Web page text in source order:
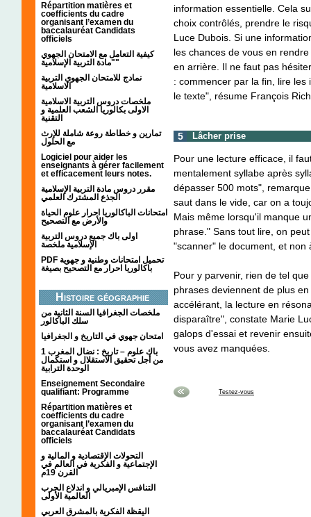
Répartition matières et
coefficients du cadre
organisant l’examen du
baccalauréat Candidats
officiels
كيفية التعامل مع الامتحان الجهوي
"مادة التربية الإسلامية"
نمادج للامتحان الجهوي التربية
الاسلامية
ملخصات دروس التربية الاسلامية
الاولى بكالوريا الشعب العلمية و
التقنية
تمارين و خطاطة روعة شاملة للإرث
مع الحلول
Logiciel pour aider les
enseignants à gérer facilement
et efficacement leurs notes.
مقرر دروس مادة التربية الإسلامية
الجذع المشترك العلمي
امتحانات الباكالوريا احرار علوم الحياة
والأرض مع التصحيح
اولى باك جميع دروس التربية
الإسلامية ملخصة
PDF تحميل امتحانات وطنية و جهوية
باكالوريا احرار مع التصحيح بصيغة
Histoire géographie
ملخصات الجغرافيا السنة الثانية من
سلك الباكالور
امتحان جهوي في التاريخ و الجغرافيا
1 باك علوم – تاريخ : نضال المغرب
من أجل تحقيق الاستقلال و استكمال
الوحدة الترابية
Enseignement Secondaire
qualifiant: Programme
Répartition matières et
coefficients du cadre
organisant l’examen du
baccalauréat Candidats
officiels
التحولات الإقتصادية و المالية و
الإجتماعية و الفكرية في العالم في
القرن 19م
التنافس الإمبريالي و اندلاع الحرب
العالمية الأولى
اليقظة الفكرية بالمشرق العربي
information essentielle. Cela
choix contrôlés, prendre le
Luce Dubois. Si une
les chances de vous en
en arrière. Il ne faut pas
: commencer par la fin, lire
le texte", résume François
5 Lâcher prise
Pour une lecture efficace, il
mentalement syllabe après
dépasser 500 mots",
saut dans le vide, car on a
Mais même lorsqu'il manque
phrase." Sans tout lire, on
"scanner" le document, et non
Pour y parvenir, rien de tel
phrases deviennent de plus
accélérant, la lecture en
disparaître", constate Marie
galops d'essai et revenir
vous avez manquées.
Testez-vous